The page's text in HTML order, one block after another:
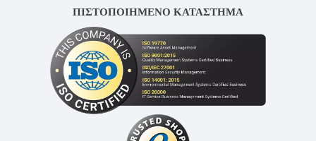
ΠΙΣΤΟΠΟΙΗΜΕΝΟ ΚΑΤΑΣΤΗΜΑ